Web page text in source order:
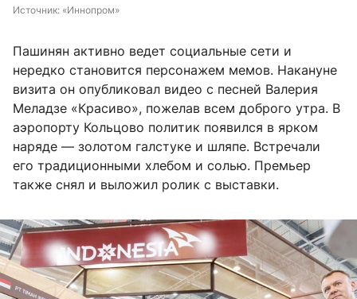
Источник: «Иннопром»
Пашинян активно ведет социальные сети и
нередко становится персонажем мемов. Накануне
визита он опубликовал видео с песней Валерия
Меладзе «Красиво», пожелав всем доброго утра. В
аэропорту Кольцово политик появился в ярком
наряде — золотом галстуке и шляпе. Встречали
его традиционными хлебом и солью. Премьер
также снял и выложил ролик с выставки.